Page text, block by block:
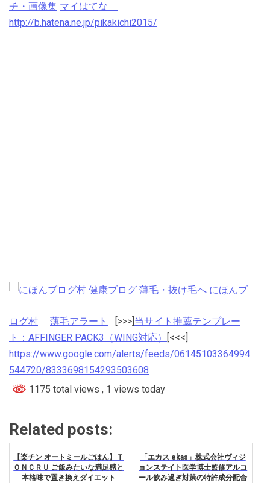
チ・画像集 マイはてな
http://b.hatena.ne.jp/pikakichi2015/
にほんブ
ログ村 薄毛アラート [>>>]当サイト推薦テンプレー
ト：AFFINGER PACK3（WING対応）
[<<<]
https://www.google.com/alerts/feeds/06145103364994
544720/8333698154293503608
1175 total views , 1 views today
Related posts:
【楽チン オートミールごはん】Ｔ
ＯＮＣＲＵ ご飯みたいな満足感と
本格味で置き換えダイエット
「エカス ekas」株式会社ヴィジ
ョンステイト医学博士監修アルコ
ール飲み過ぎ対策の特許成分配合